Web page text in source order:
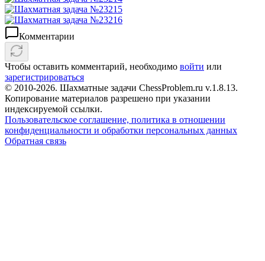
Комментарии
Чтобы оставить комментарий, необходимо войти или
зарегистрироваться
© 2010-2026. Шахматные задачи ChessProblem.ru v.1.8.13.
Копирование материалов разрешено при указании
индексируемой ссылки.
Пользовательское соглашение, политика в отношении
конфиденциальности и обработки персональных данных
Обратная связь